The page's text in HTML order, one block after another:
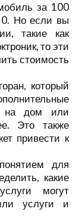
за 100
0. Но если вы
такие как
то эти
стоимость
который
на дом или
Это также
привести к
для
какие
могут
услуги и